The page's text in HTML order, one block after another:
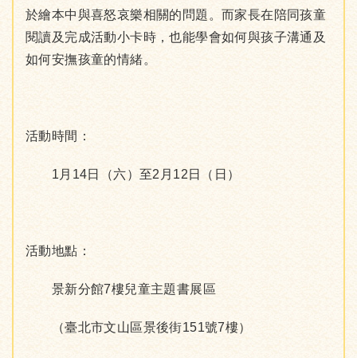
於繪本中與喜怒哀樂相關的問題。而家長在陪同孩童
閱讀及完成活動小卡時，也能學會如何與孩子溝通及
如何安撫孩童的情緒。
活動時間：
1月14日（六）至2月12日（日）
活動地點：
景新分館7樓兒童主題書展區
（臺北市文山區景後街151號7樓）